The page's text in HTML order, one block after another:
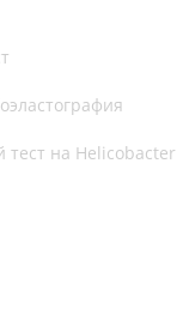
на Helicobacter